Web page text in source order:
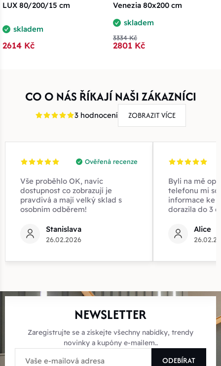
LUX 80/200/15 cm
skladem
2614 Kč
Venezia 80x200 cm
skladem
3334 Kč
2801 Kč
CO O NÁS ŘÍKAJÍ NAŠI ZÁKAZNÍCI
3 hodnocení ZOBRAZIT VÍCE
Ověřená recenze
Vše proběhlo OK, navíc
dostupnost co zobrazují je
pravdivá a mají velký sklad s
osobním odběrem!
Stanislava
26.02.2026
Byli na mě
telefonu mi
informace ke
dorazila do 3
Alice
NEWSLETTER
Zaregistrujte se a získejte všechny nabídky, trendy
novinky a kupóny e-mailem..
ODEBÍRAT